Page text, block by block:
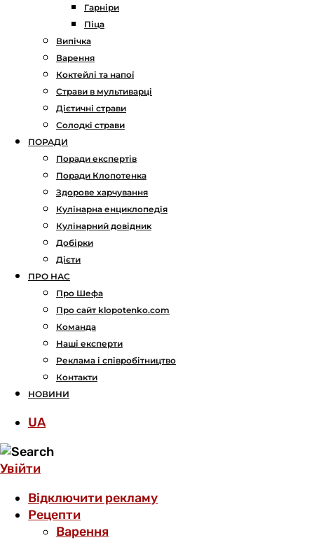
Гарніри
Піца
Випічка
Варення
Коктейлі та напої
Страви в мультиварці
Дієтичні страви
Солодкі страви
ПОРАДИ
Поради експертів
Поради Клопотенка
Здорове харчування
Кулінарна енциклопедія
Кулінарний довідник
Добірки
Дієти
ПРО НАС
Про Шефа
Про сайт klopotenko.com
Команда
Наші експерти
Реклама і співробітництво
Контакти
НОВИНИ
UA
Увійти
Відключити рекламу
Рецепти
Варення